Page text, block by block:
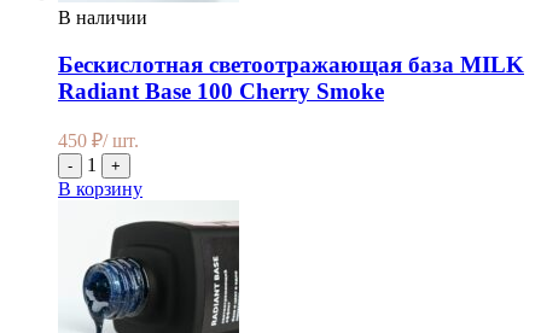
В наличии
Бескислотная светоотражающая база MILK
Radiant Base 100 Cherry Smoke
450 ₽/ шт.
- 1 +
В корзину